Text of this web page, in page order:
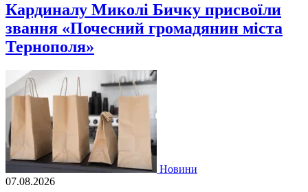
Кардиналу Миколі Бичку присвоїли
звання «Почесний громадянин міста
Тернополя»
Новини
07.08.2026